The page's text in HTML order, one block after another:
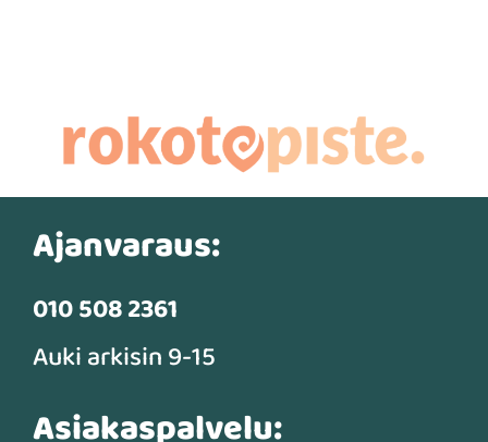
Ajanvaraus:
010 508 2361
Auki arkisin 9-15
Asiakaspalvelu: